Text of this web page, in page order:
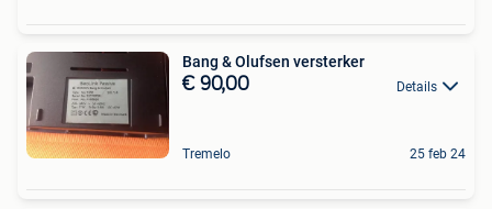
Bang & Olufsen versterker
€ 90,00 Details
Tremelo 25 feb 24